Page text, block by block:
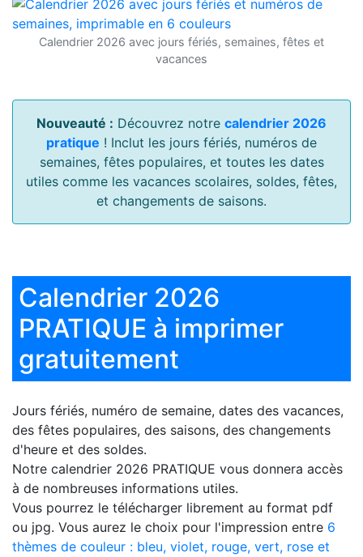
Calendrier 2026 avec jours fériés, semaines, fêtes et
vacances
Nouveauté : Découvrez notre calendrier 2026
pratique ! Inclut les jours fériés, numéros de
semaines, fêtes populaires, et toutes les dates
utiles comme les vacances scolaires, soldes, fêtes,
et changements de saisons.
Calendrier 2026
PRATIQUE à imprimer
gratuitement
Jours fériés, numéro de semaine, dates des vacances,
des fêtes populaires, des saisons, des changements
d'heure et des soldes.
Notre calendrier 2026 PRATIQUE vous donnera accès
à de nombreuses informations utiles.
Vous pourrez le télécharger librement au format pdf
ou jpg. Vous aurez le choix pour l'impression entre 6
thèmes de couleur : bleu, violet, rouge, vert, rose et